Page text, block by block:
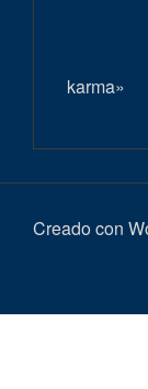
karma»
Creado con